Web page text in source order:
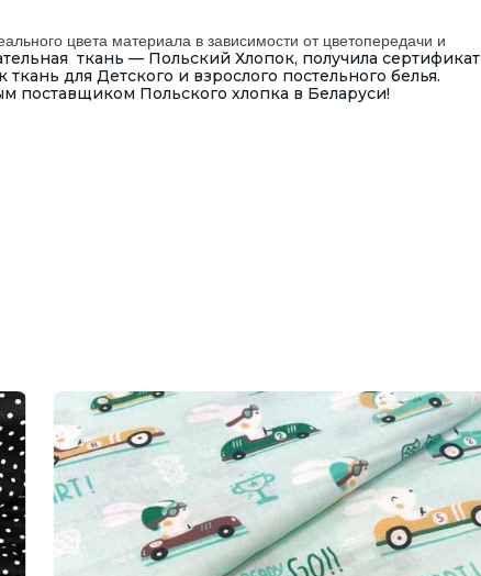
цвета материала в зависимости от цветопередачи и
ткань — Польский Хлопок, получила сертификат
для Детского и взрослого постельного белья.
поставщиком Польского хлопка в Беларуси!